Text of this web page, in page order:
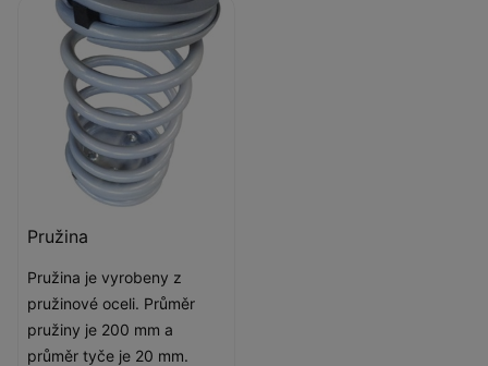
Pružina
Pružina je vyrobeny z
pružinové oceli. Průměr
pružiny je 200 mm a
průměr tyče je 20 mm.